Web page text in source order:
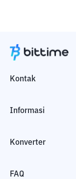
Kontak
Informasi
Konverter
FAQ